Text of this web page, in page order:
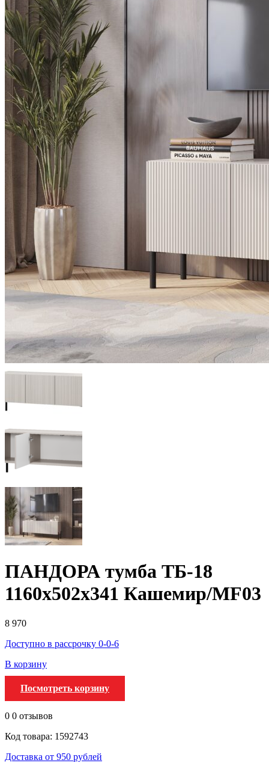
ПАНДОРА тумба ТБ-18
1160х502х341 Кашемир/MF03
8 970
Доступно в рассрочку 0-0-6
В корзину
Посмотреть корзину
0 0 отзывов
Код товара: 1592743
Доставка от 950 рублей